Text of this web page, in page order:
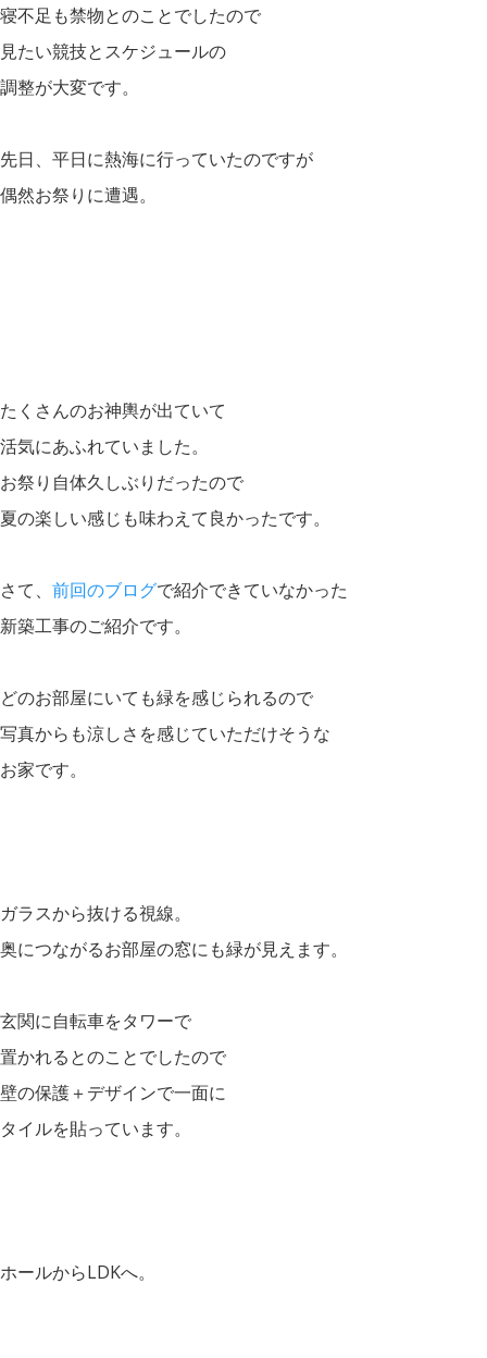
寝不足も禁物とのことでしたので
見たい競技とスケジュールの
調整が大変です。
先日、平日に熱海に行っていたのですが
偶然お祭りに遭遇。
たくさんのお神輿が出ていて
活気にあふれていました。
お祭り自体久しぶりだったので
夏の楽しい感じも味わえて良かったです。
さて、 前回のブログで紹介できていなかった
新築工事のご紹介です。
どのお部屋にいても緑を感じられるので
写真からも涼しさを感じていただけそうな
お家です。
ガラスから抜ける視線。
奥につながるお部屋の窓にも緑が見えます。
玄関に自転車をタワーで
置かれるとのことでしたので
壁の保護＋デザインで一面に
タイルを貼っています。
ホールからLDKへ。